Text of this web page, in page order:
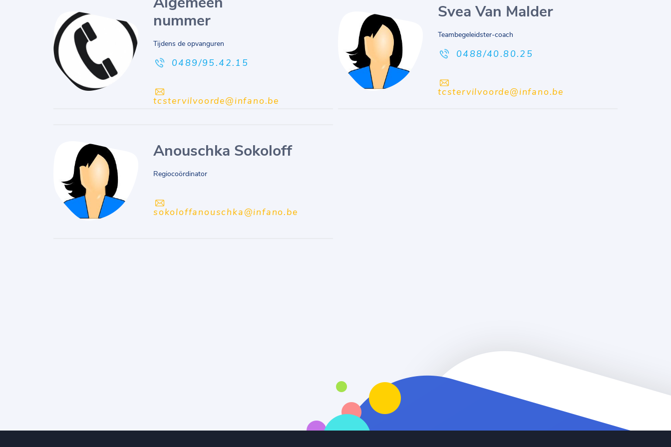
nummer
Tijdens de opvanguren
0489/95.42.15
tcstervilvoorde@infano.be
Svea Van Malder
Teambegeleidster-coach
0488/40.80.25
tcstervilvoorde@infano.be
Anouschka Sokoloff
Regiocoördinator
sokoloffanouschka@infano.be